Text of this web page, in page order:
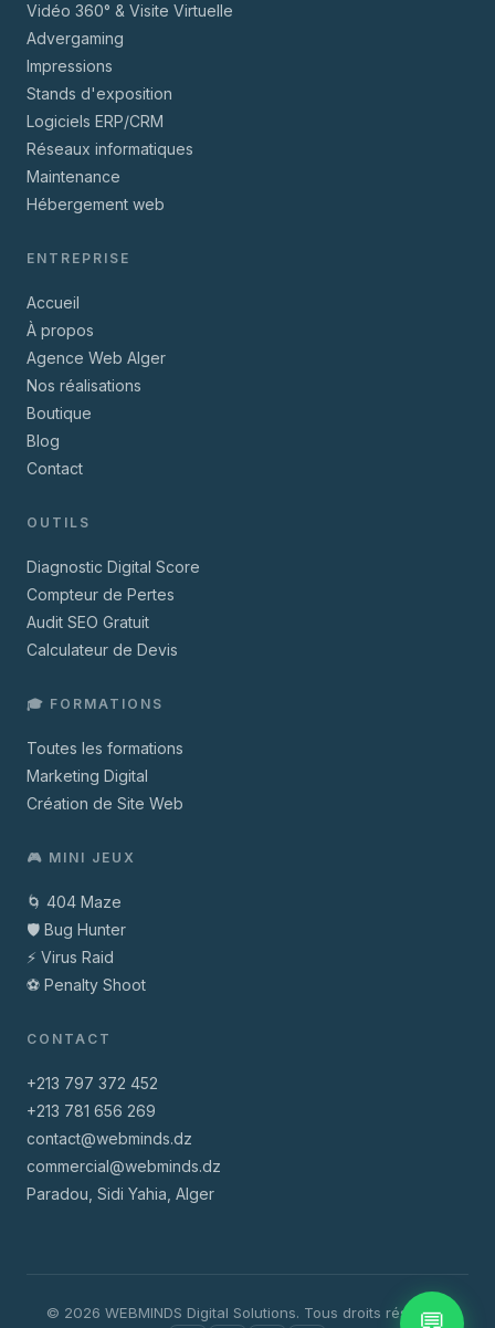
Vidéo 360° & Visite Virtuelle
Advergaming
Impressions
Stands d'exposition
Logiciels ERP/CRM
Réseaux informatiques
Maintenance
Hébergement web
ENTREPRISE
Accueil
À propos
Agence Web Alger
Nos réalisations
Boutique
Blog
Contact
OUTILS
Diagnostic Digital Score
Compteur de Pertes
Audit SEO Gratuit
Calculateur de Devis
🎓 FORMATIONS
Toutes les formations
Marketing Digital
Création de Site Web
🎮 MINI JEUX
🌀 404 Maze
🛡️ Bug Hunter
⚡ Virus Raid
⚽ Penalty Shoot
CONTACT
+213 797 372 452
+213 781 656 269
contact@webminds.dz
commercial@webminds.dz
Paradou, Sidi Yahia, Alger
© 2026 WEBMINDS Digital Solutions. Tous droits réservés.